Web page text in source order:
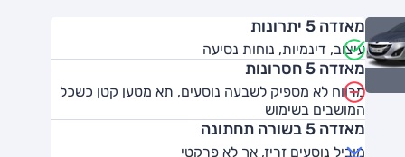
מאזדה 5 יתרונות
עיצוב, דינמיות, נוחות נסיעה
מאזדה 5 חסרונות
מרווח לא מספיק לשבעה נוסעים, תא מטען קטן כשכל
המושבים בשימוש
מאזדה 5 בשורה תחתונה
מוביל נוסעים זריז, אך לא פרקטי